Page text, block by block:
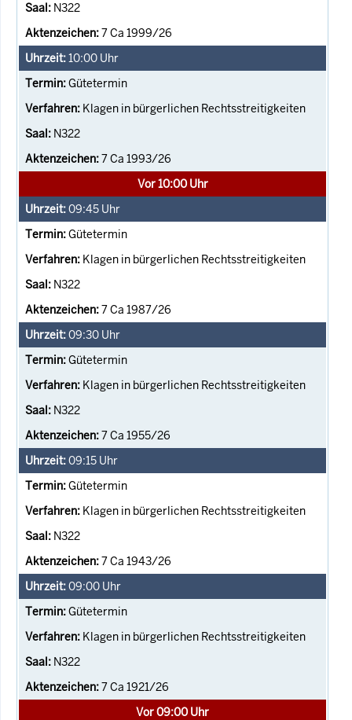
N322
7 Ca 1999/26
10:00 Uhr
Gütetermin
Klagen in bürgerlichen Rechtsstreitigkeiten
N322
7 Ca 1993/26
Vor 10:00 Uhr
09:45 Uhr
Gütetermin
Klagen in bürgerlichen Rechtsstreitigkeiten
N322
7 Ca 1987/26
09:30 Uhr
Gütetermin
Klagen in bürgerlichen Rechtsstreitigkeiten
N322
7 Ca 1955/26
09:15 Uhr
Gütetermin
Klagen in bürgerlichen Rechtsstreitigkeiten
N322
7 Ca 1943/26
09:00 Uhr
Gütetermin
Klagen in bürgerlichen Rechtsstreitigkeiten
N322
7 Ca 1921/26
Vor 09:00 Uhr